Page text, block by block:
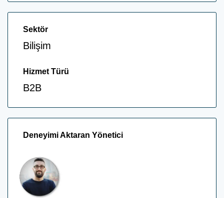
Sektör
Bilişim
Hizmet Türü
B2B
Deneyimi Aktaran Yönetici